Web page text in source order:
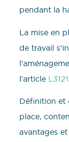
pendant la
La mise en
de travail
l’article
Définition et
place,
avantages